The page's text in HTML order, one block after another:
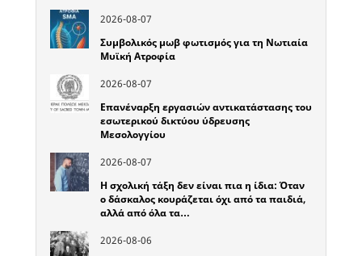
2026-08-07
Συμβολικός μωβ φωτισμός για τη Νωτιαία
Μυϊκή Ατροφία
2026-08-07
Επανέναρξη εργασιών αντικατάστασης του
εσωτερικού δικτύου ύδρευσης
Μεσολογγίου
2026-08-07
Η σχολική τάξη δεν είναι πια η ίδια: Όταν
ο δάσκαλος κουράζεται όχι από τα παιδιά,
αλλά από όλα τα…
2026-08-06